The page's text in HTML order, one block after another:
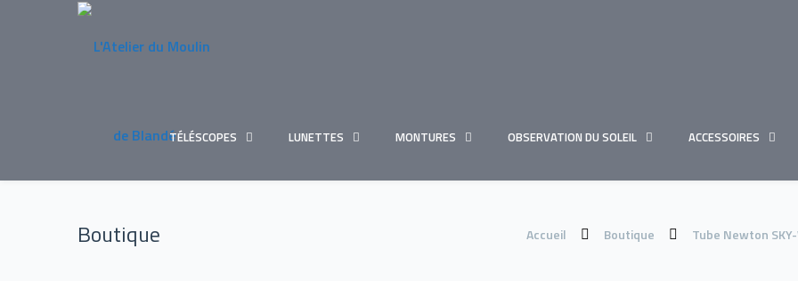
TÉLÉSCOPES LUNETTES MONTURES OBSERVATION DU SOLEIL ACCESSOIRES
Boutique Accueil Boutique Tube Newton